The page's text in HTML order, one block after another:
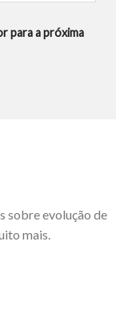
para a próxima
sobre evolução de
mais.